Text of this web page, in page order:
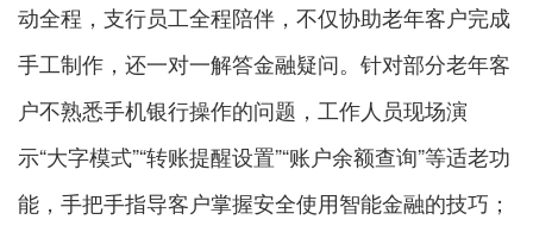
动全程，支行员工全程陪伴，不仅协助老年客户完成
手工制作，还一对一解答金融疑问。针对部分老年客
户不熟悉手机银行操作的问题，工作人员现场演
示“大字模式”“转账提醒设置”“账户余额查询”等适老功
能，手把手指导客户掌握安全使用智能金融的技巧；